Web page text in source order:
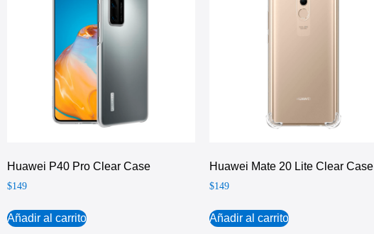
Huawei P40 Pro Clear Case
$149
Añadir al carrito
Huawei Mate 20 Lite Clear Case
$149
Añadir al carrito